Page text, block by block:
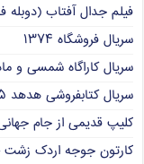
فیلم جدال آفتاب (دوبله
سریال فروشگاه ۱۳۷۴
سریال کاراگاه شمسی و مادام
سریال کتابفروشی هدهد ۱۳۸۵
کلیپ قدیمی از جام
کارتون جوجه اردک زشت